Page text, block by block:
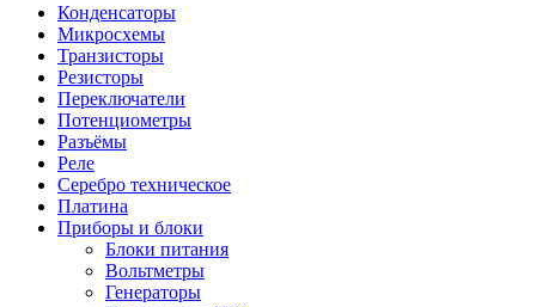
Конденсаторы
Микросхемы
Транзисторы
Резисторы
Переключатели
Потенциометры
Разъёмы
Реле
Серебро техническое
Платина
Приборы и блоки
Блоки питания
Вольтметры
Генераторы